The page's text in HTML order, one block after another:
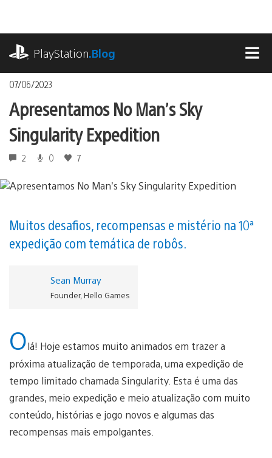
o
conteúdo
PlayStation.Blog
07/06/2023
Apresentamos No Man’s Sky
Singularity Expedition
2 0 7
Muitos desafios, recompensas e mistério na 10ª
expedição com temática de robôs.
Sean Murray
Founder, Hello Games
Olá! Hoje estamos muito animados em trazer a
próxima atualização de temporada, uma expedição de
tempo limitado chamada Singularity. Esta é uma das
grandes, meio expedição e meio atualização com muito
conteúdo, histórias e jogo novos e algumas das
recompensas mais empolgantes.